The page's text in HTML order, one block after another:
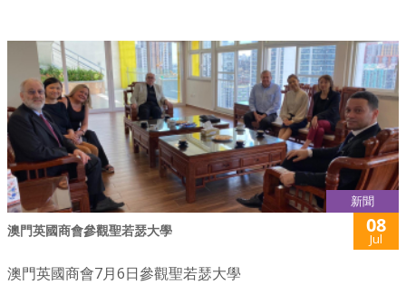
新聞
澳門英國商會參觀聖若瑟大學 08
Jul
澳門英國商會7月6日參觀聖若瑟大學